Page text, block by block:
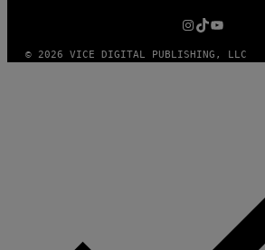
INSTAGRAM
TIKTOK
YOUTUBE
© 2026 VICE DIGITAL PUBLISHING, LLC